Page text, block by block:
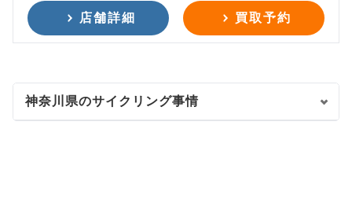
店舗詳細 買取予約
神奈川県のサイクリング事情